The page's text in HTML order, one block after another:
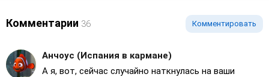
Комментарии 36 Комментировать
Анчоус (Испания в кармане)
А я, вот, сейчас случайно наткнулась на ваши